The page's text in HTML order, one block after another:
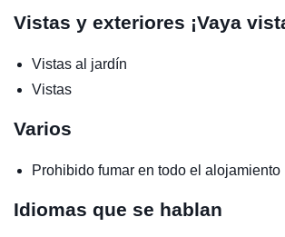
Vistas y exteriores ¡Vaya
Vistas al jardín
Vistas
Varios
Prohibido fumar en todo el alojamiento
Idiomas que se hablan